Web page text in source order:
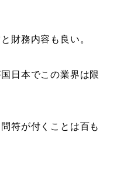
財務内容も良い。
日本でこの業界は限
符が付くことは百も